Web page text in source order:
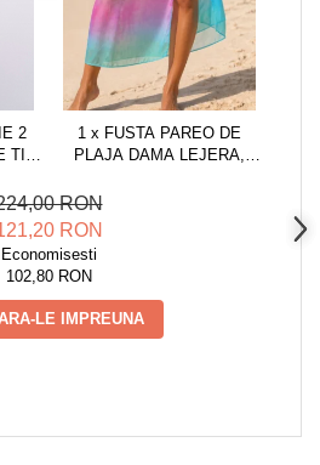
2
TIP
1 x FUSTA PAREO DE
PLAJA DAMA LEJERA,
ALBASTRU/ROZ, ONE SIZE,
RON
RON
Economisesti
102,80 RON
LE IMPREUNA